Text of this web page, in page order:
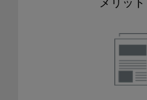
メリット